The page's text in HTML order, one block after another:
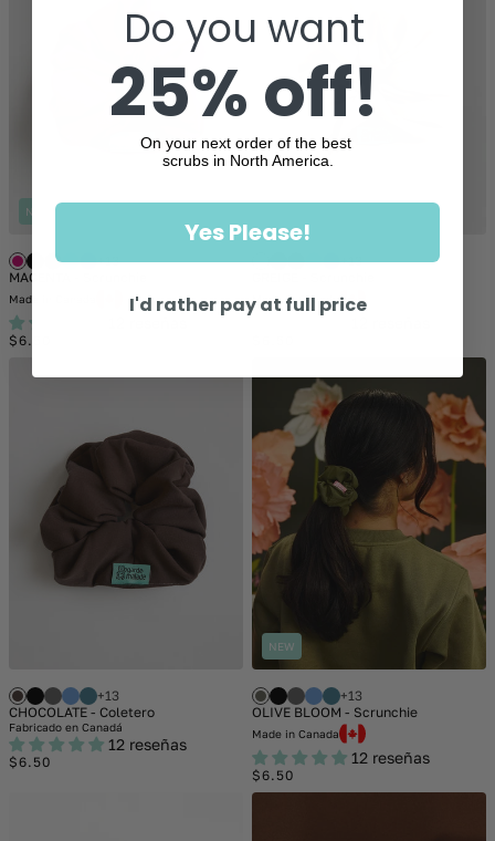
NEW
+13
MAGENTA - Scrunchie
Made in Canada
Regular
$6.50
+13
Made in Canada
+13
CHOCOLATE - Coletero
Fabricado en Canadá
12 reseñas
Regular
$6.50
NEW
+13
OLIVE BLOOM - Scrunchie
Made in Canada
12 reseñas
Regular
price
$6.50
Do you want
25% off!
On your next order of the best
scrubs in North America.
Yes Please!
I'd rather pay at full price